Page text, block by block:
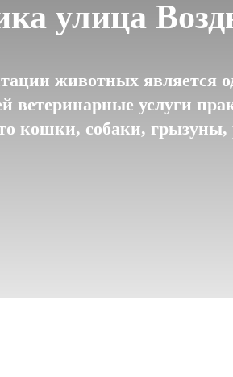
улица
животных является
услуги
кошки, собаки,